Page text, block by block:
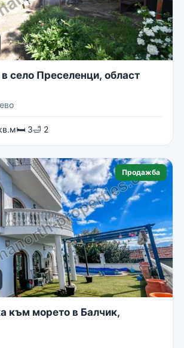
село Преселенци, област
🛏 3🛁 2
Продажба
към морето в Балчик,